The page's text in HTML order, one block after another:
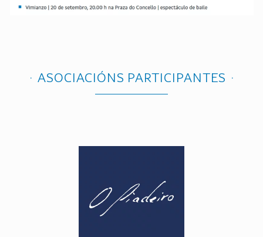
ASOCIACIÓNS PARTICIPANTES